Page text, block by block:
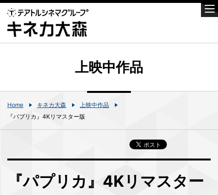
上映中作品
Home キネカ大森
上映中作品
『パプリカ』4Kリマスター版
『パプリカ』4Kリマスター